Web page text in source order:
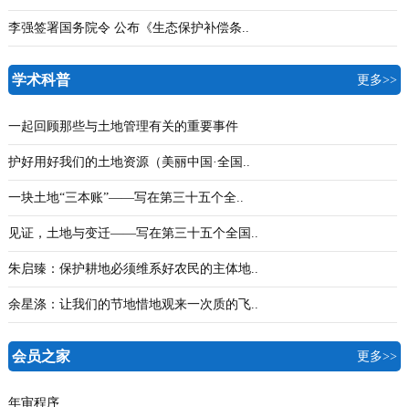
李强签署国务院令 公布《生态保护补偿条..
学术科普 更多>>
一起回顾那些与土地管理有关的重要事件
护好用好我们的土地资源（美丽中国·全国..
一块土地“三本账”——写在第三十五个全..
见证，土地与变迁——写在第三十五个全国..
朱启臻：保护耕地必须维系好农民的主体地..
余星涤：让我们的节地惜地观来一次质的飞..
会员之家 更多>>
年审程序